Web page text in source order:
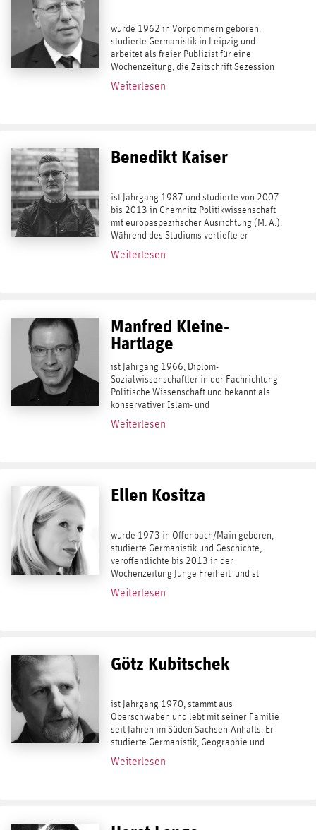
wurde 1962 in Vorpommern geboren,
studierte Germanistik in Leipzig und
arbeitet als freier Publizist für eine
Wochenzeitung, die Zeitschrift Sezession
und als Buchautor. 2004 wurde ihm der
Gerhard-Löwenthal-Preis für Journalisten
Weiterlesen
Benedikt Kaiser
ist Jahrgang 1987 und studierte von 2007
bis 2013 in Chemnitz Politikwissenschaft
mit europaspezifischer Ausrichtung (M. A.).
Während des Studiums vertiefte er
insbesondere Internationale Politik,
Politische Theorie und Ideengeschichte
Weiterlesen
Manfred Kleine-
Hartlage
ist Jahrgang 1966, Diplom-
Sozialwissenschaftler in der Fachrichtung
Politische Wissenschaft und bekannt als
konservativer Islam- und
Globalismuskritiker. Im November 2021 ist
Kleine-Hartlages neues Buch erschienen,
Weiterlesen
Ellen Kositza
wurde 1973 in Offenbach/Main geboren,
studierte Germanistik und Geschichte,
veröffentlichte bis 2013 in der
Wochenzeitung Junge Freiheit und st
Trägerin des Gerhard-Löwenthal-Preises
für Journalisten 2008. Sie betreut als...
Weiterlesen
Götz Kubitschek
ist Jahrgang 1970, stammt aus
Oberschwaben und lebt mit seiner Familie
seit Jahren im Süden Sachsen-Anhalts. Er
studierte Germanistik, Geographie und
Philosophie und gründete 2000 den Verlag
Antaios. Seit 2003 ist er außerdem der
Weiterlesen